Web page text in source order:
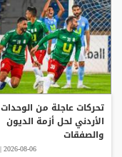
تحركات عاجلة من الوحدات
الأردني لحل أزمة الديون
والصفقات
2026-08-06 | 02:28 م